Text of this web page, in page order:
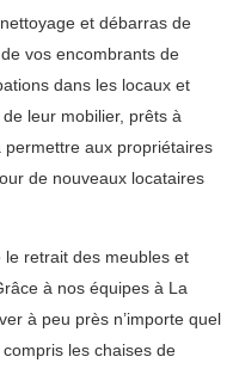
et débarras de
vos encombrants de
dans les locaux et
leur mobilier, prêts à
aux propriétaires
de nouveaux locataires
retrait des meubles et
à nos équipes à La
à peu près n’importe quel
les chaises de